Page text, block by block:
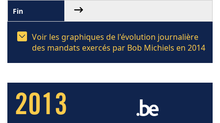
Voir les graphiques de l'évolution journalière
des mandats exercés par Bob Michiels en 2014
2013